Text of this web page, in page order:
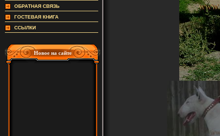
ОБРАТНАЯ СВЯЗЬ
ГОСТЕВАЯ КНИГА
ССЫЛКИ
Новое на сайте